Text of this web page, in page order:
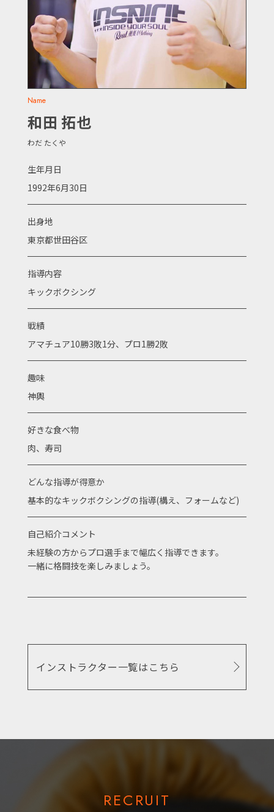
Name
和田 拓也
わだ たくや
生年月日
1992年6月30日
出身地
東京都世田谷区
指導内容
キックボクシング
戦績
アマチュア10勝3敗1分、プロ1勝2敗
趣味
神輿
好きな食べ物
肉、寿司
どんな指導が得意か
基本的なキックボクシングの指導(構え、フォームなど)
自己紹介コメント
未経験の方からプロ選手まで幅広く指導できます。
一緒に格闘技を楽しみましょう。
インストラクター一覧はこちら
RECRUIT